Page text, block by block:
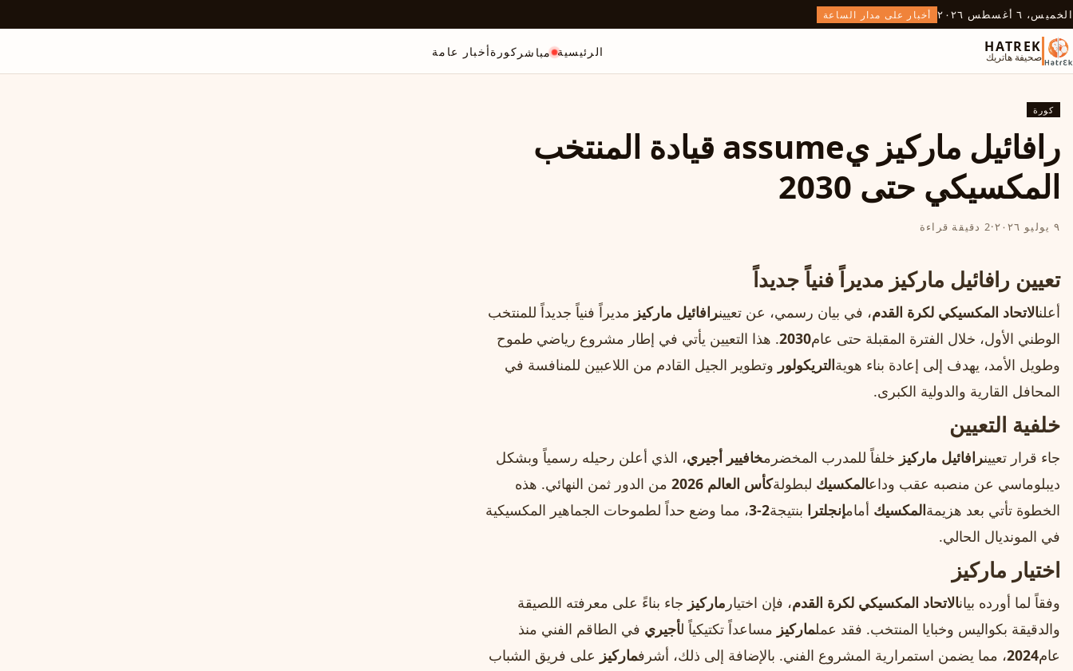
الخميس، ٦ أغسطس ٢٠٢٦ أخبار على مدار الساعة
HATREK
صحيفة هاتريك الرئيسية مباشر كورةأخبار عامة
كورة
رافائيل ماركيز يassume قيادة المنتخب
المكسيكي حتى 2030
٩ يوليو ٢٠٢٦ ·2 دقيقة قراءة
تعيين رافائيل ماركيز مديراً فنياً جديداً
أعلنالاتحاد المكسيكي لكرة القدم، في بيان رسمي، عن تعيينرافائيل ماركيز مديراً فنياً جديداً للمنتخب
الوطني الأول، خلال الفترة المقبلة حتى عام2030. هذا التعيين يأتي في إطار مشروع رياضي طموح
وطويل الأمد، يهدف إلى إعادة بناء هويةالتريكولور وتطوير الجيل القادم من اللاعبين للمنافسة في
المحافل القارية والدولية الكبرى.
خلفية التعيين
جاء قرار تعيينرافائيل ماركيز خلفاً للمدرب المخضرمخافيير أجيري، الذي أعلن رحيله رسمياً وبشكل
ديبلوماسي عن منصبه عقب وداعالمكسيك لبطولةكأس العالم 2026
من الدور ثمن النهائي. هذه
الخطوة تأتي بعد هزيمةالمكسيك أمامإنجلترا بنتيجة2-3
، مما وضع حداً لطموحات الجماهير المكسيكية
في المونديال الحالي.
اختيار ماركيز
وفقاً لما أورده بيانالاتحاد المكسيكي لكرة القدم، فإن اختيار ماركيز جاء بناءً على معرفته اللصيقة
والدقيقة بكواليس وخبايا المنتخب. فقد عملماركيز مساعداً تكتيكياً لأجيري في الطاقم الفني منذ
عام2024، مما يضمن استمرارية المشروع الفني. بالإضافة إلى ذلك، أشرفماركيز على فريق الشباب